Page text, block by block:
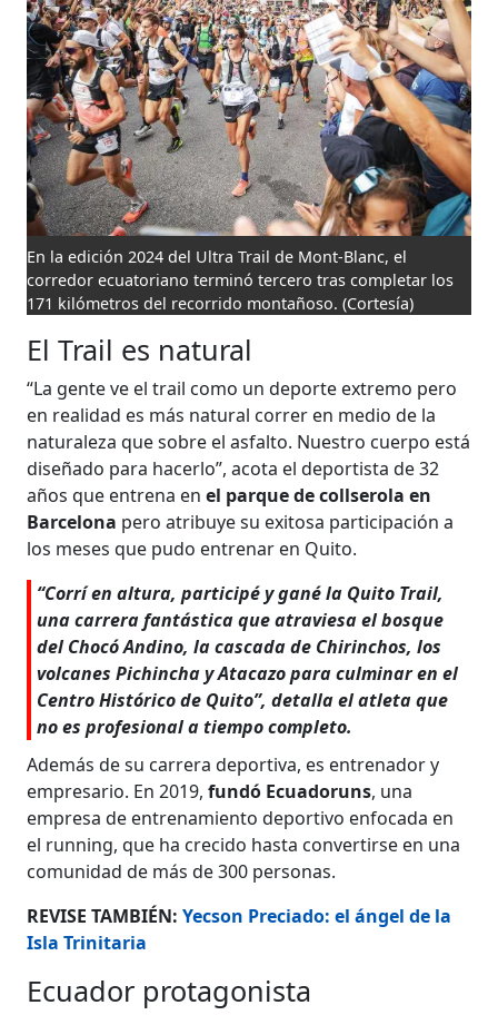
En la edición 2024 del Ultra Trail de Mont-Blanc, el
corredor ecuatoriano terminó tercero tras completar los
171 kilómetros del recorrido montañoso. (Cortesía)
El Trail es natural
“La gente ve el trail como un deporte extremo pero
en realidad es más natural correr en medio de la
naturaleza que sobre el asfalto. Nuestro cuerpo está
diseñado para hacerlo”, acota el deportista de 32
años que entrena enel parque de collserola en
Barcelona pero atribuye su exitosa participación a
los meses que pudo entrenar en Quito.
“Corrí en altura, participé y gané la Quito Trail,
una carrera fantástica que atraviesa el bosque
del Chocó Andino, la cascada de Chirinchos, los
volcanes Pichincha y Atacazo para culminar en el
Centro Histórico de Quito”, detalla el atleta que
no es profesional a tiempo completo.
Además de su carrera deportiva, es entrenador y
empresario. En 2019,fundó Ecuadoruns, una
empresa de entrenamiento deportivo enfocada en
el running, que ha crecido hasta convertirse en una
comunidad de más de 300 personas.
REVISE TAMBIÉN:Yecson Preciado: el ángel de la
Isla Trinitaria
Ecuador protagonista